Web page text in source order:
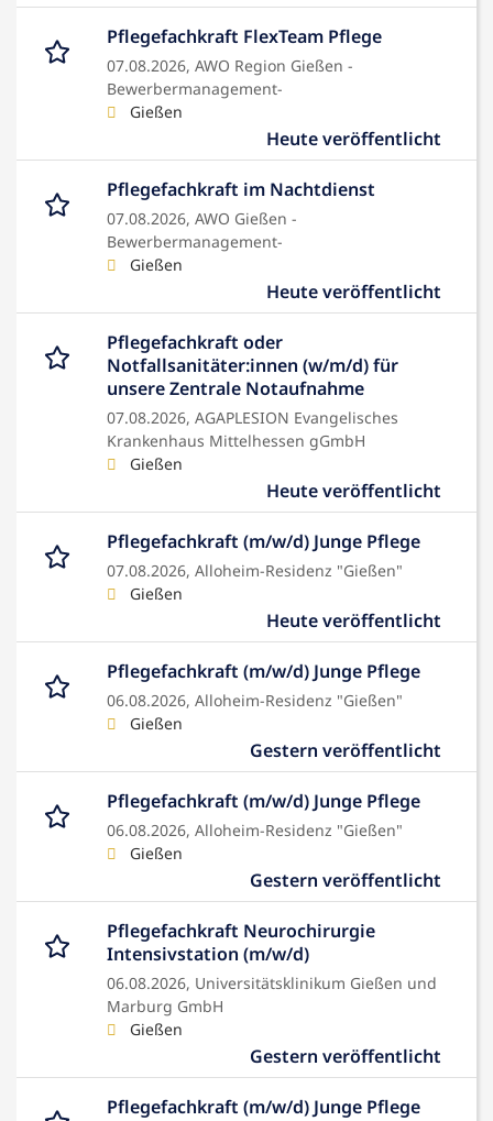
Pflegefachkraft FlexTeam Pflege
07.08.2026, AWO Region Gießen -
Bewerbermanagement-
Gießen
Heute veröffentlicht
Pflegefachkraft im Nachtdienst
07.08.2026, AWO Gießen -
Bewerbermanagement-
Gießen
Heute veröffentlicht
Pflegefachkraft oder
Notfallsanitäter:innen (w/m/d) für
unsere Zentrale Notaufnahme
07.08.2026, AGAPLESION Evangelisches
Krankenhaus Mittelhessen gGmbH
Gießen
Heute veröffentlicht
Pflegefachkraft (m/w/d) Junge Pflege
07.08.2026, Alloheim-Residenz "Gießen"
Gießen
Heute veröffentlicht
Pflegefachkraft (m/w/d) Junge Pflege
06.08.2026, Alloheim-Residenz "Gießen"
Gießen
Gestern veröffentlicht
Pflegefachkraft (m/w/d) Junge Pflege
06.08.2026, Alloheim-Residenz "Gießen"
Gießen
Gestern veröffentlicht
Pflegefachkraft Neurochirurgie
Intensivstation (m/w/d)
06.08.2026, Universitätsklinikum Gießen und
Marburg GmbH
Gießen
Gestern veröffentlicht
Pflegefachkraft (m/w/d) Junge Pflege